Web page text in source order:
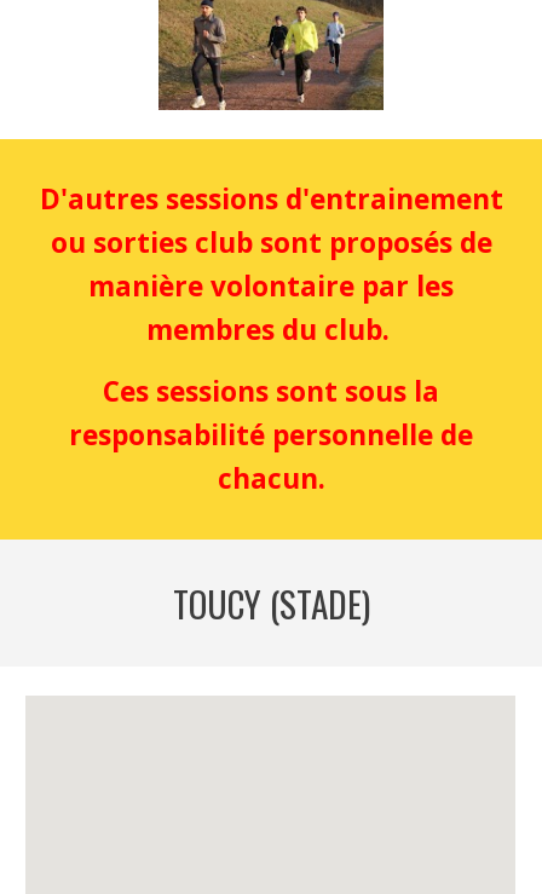
D'autres sessions d'entrainement
ou sorties club sont proposés de
manière volontaire par les
membres du club.
Ces sessions sont sous la
responsabilité personnelle de
chacun.
TOUCY (STADE)